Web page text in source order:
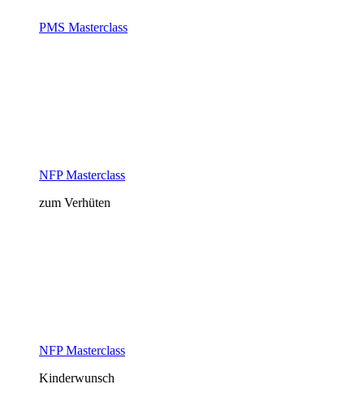
PMS Masterclass
NFP Masterclass
zum Verhüten
NFP Masterclass
Kinderwunsch